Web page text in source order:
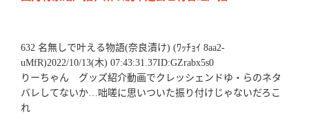
632 名無しで叶える物語(奈良漬け) (ﾜｯﾁｮｲ 8aa2-
uMfR)2022/10/13(木) 07:43:31.37ID:GZrabx5s0
りーちゃん グッズ紹介動画でクレッシェンドゆ・らのネタ
バレしてないか…咄嗟に思いついた振り付けじゃないだろこ
れ